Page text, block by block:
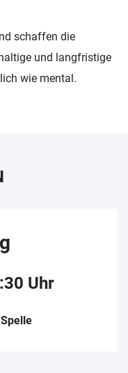
schaffen die
und langfristige
wie mental.
Uhr